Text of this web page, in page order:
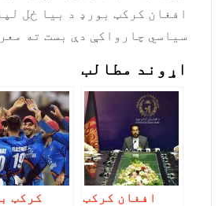
افغان کرکټ بورډ د بیا ځل
سیاسي چارواکې دې بست ته
اړوند مطالب
افغان کرکټ
کرکټ